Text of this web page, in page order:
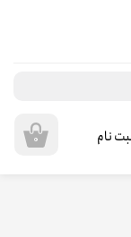
۰ نام